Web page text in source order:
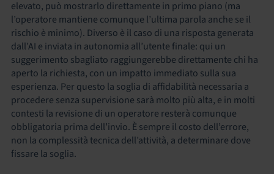
elevato, può mostrarlo direttamente in primo piano (ma
l’operatore mantiene comunque l’ultima parola anche se il
rischio è minimo). Diverso è il caso di una risposta generata
dall’AI e inviata in autonomia all’utente finale: qui un
suggerimento sbagliato raggiungerebbe direttamente chi ha
aperto la richiesta, con un impatto immediato sulla sua
esperienza. Per questo la soglia di affidabilità necessaria a
procedere senza supervisione sarà molto più alta, e in molti
contesti la revisione di un operatore resterà comunque
obbligatoria prima dell’invio. È sempre il costo dell’errore,
non la complessità tecnica dell’attività, a determinare dove
fissare la soglia.